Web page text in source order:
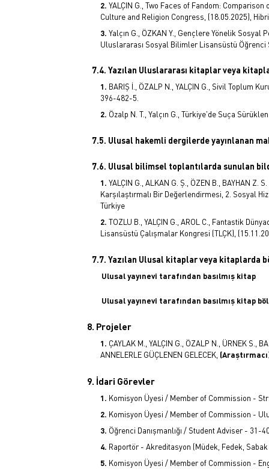
YALÇIN G., Two Faces of Fandom:
Culture and Religion Congress, (18.05.2025),
Yalçın G., ÖZKAN Y., Gençlere Yönelik
Uluslararası Sosyal Bilimler Lisansüstü Öğrenci
7.4. Yazılan Uluslararası kitaplar veya
BARIŞ İ., ÖZALP N., YALÇIN G., Sivil Toplum
396-482-5.
Özalp N. T., Yalçın G., Türkiye'de Suça
7.5. Ulusal hakemli dergilerde yayınlanan
7.6. Ulusal bilimsel toplantılarda sunulan
YALÇIN G., ALKAN G. Ş., ÖZEN B., BAYHAN
Karşılaştırmalı Bir Değerlendirmesi, 2. Sosyal
Türkiye
TOZLU B., YALÇIN G., AROL C., Fantastik
Lisansüstü Çalışmalar Kongresi (TLÇK),
7.7. Yazılan Ulusal kitaplar veya kitaplarda
Ulusal yayınevi tarafından basılmış kitap
Ulusal yayınevi tarafından basılmış kitap
8. Projeler
ÇAYLAK M., YALÇIN G., ÖZALP N., ÜRNEK S.,
ANNELERLE GÜÇLENEN GELECEK,
9. İdari Görevler
Komisyon Üyesi / Member of Commission -
Komisyon Üyesi / Member of Commission -
Öğrenci Danışmanlığı / Student Adviser - 31-
Raportör - Akreditasyon (Müdek, Fedek,
Komisyon Üyesi / Member of Commission -